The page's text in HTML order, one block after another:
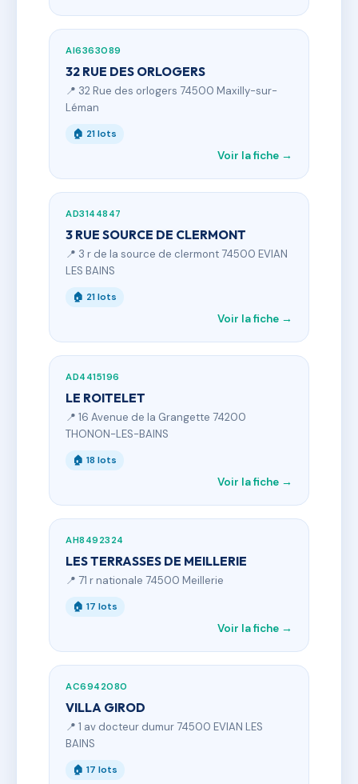
AI6363089
32 RUE DES ORLOGERS
📍 32 Rue des orlogers 74500 Maxilly-sur-
Léman
🏠 21 lots
Voir la fiche →
AD3144847
3 RUE SOURCE DE CLERMONT
📍 3 r de la source de clermont 74500 EVIAN
LES BAINS
🏠 21 lots
Voir la fiche →
AD4415196
LE ROITELET
📍 16 Avenue de la Grangette 74200
THONON-LES-BAINS
🏠 18 lots
Voir la fiche →
AH8492324
LES TERRASSES DE MEILLERIE
📍 71 r nationale 74500 Meillerie
🏠 17 lots
Voir la fiche →
AC6942080
VILLA GIROD
📍 1 av docteur dumur 74500 EVIAN LES
BAINS
🏠 17 lots